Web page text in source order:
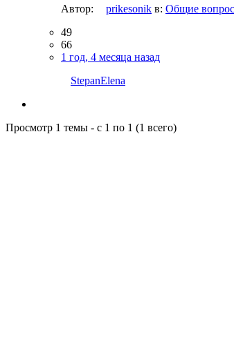
Автор:
prikesonik в: Общие
49
66
1 год, 4 месяца назад
StepanElena
Просмотр 1 темы - с 1 по 1 (1 всего)